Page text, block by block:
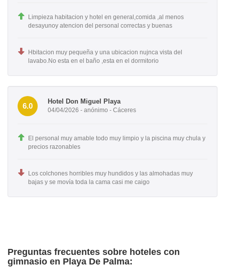
Limpieza habitacion y hotel en general,comida ,al menos
desayunoy atencion del personal correctas y buenas
Hbitacion muy pequeña y una ubicacion nujnca vista del
lavabo.No esta en el baño ,esta en el dormitorio
6.0
Hotel Don Miguel Playa
04/04/2026 - anónimo - Cáceres
El personal muy amable todo muy limpio y la piscina muy chula y
precios razonables
Los colchones horribles muy hundidos y las almohadas muy
bajas y se movía toda la cama casi me caigo
Preguntas frecuentes sobre hoteles con
gimnasio en Playa De Palma: